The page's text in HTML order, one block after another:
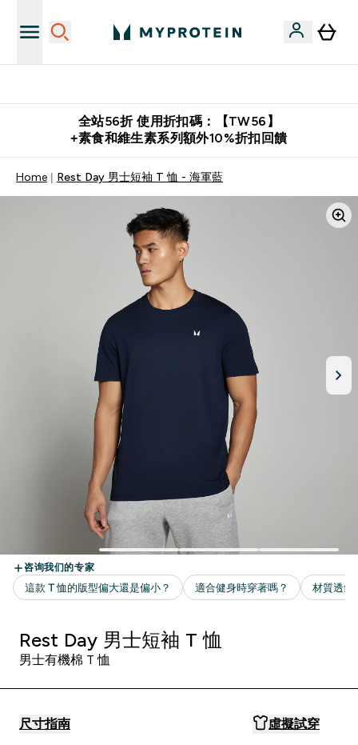
全站56折 使用折扣碼：【TW56】
+素食和維生素系列額外10%折扣回饋
Home Rest Day 男士短袖 T 恤 - 海軍藍
Rest Day 男士短袖 T 恤
男士有機棉 T 恤
尺寸指南 虛擬試穿